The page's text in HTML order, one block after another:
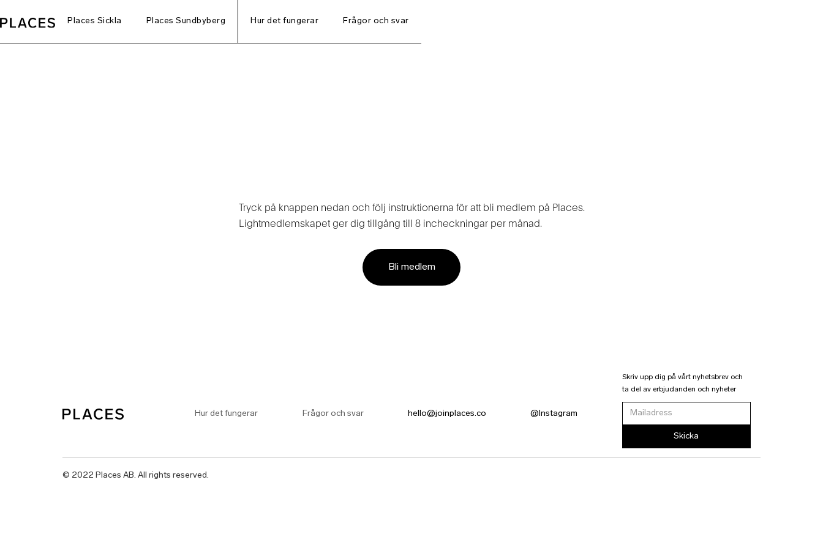
Places Sickla Places Sundbyberg Hur det fungerar Frågor och svar
Tryck på knappen nedan och följ instruktionerna för att bli medlem på Places.
Lightmedlemskapet ger dig tillgång till 8 incheckningar per månad.
Bli medlem
Hur det fungerar Frågor och svar hello@joinplaces.co @Instagram
Skriv upp dig på vårt nyhetsbrev och
ta del av erbjudanden och nyheter
© 2022 Places AB. All rights reserved.